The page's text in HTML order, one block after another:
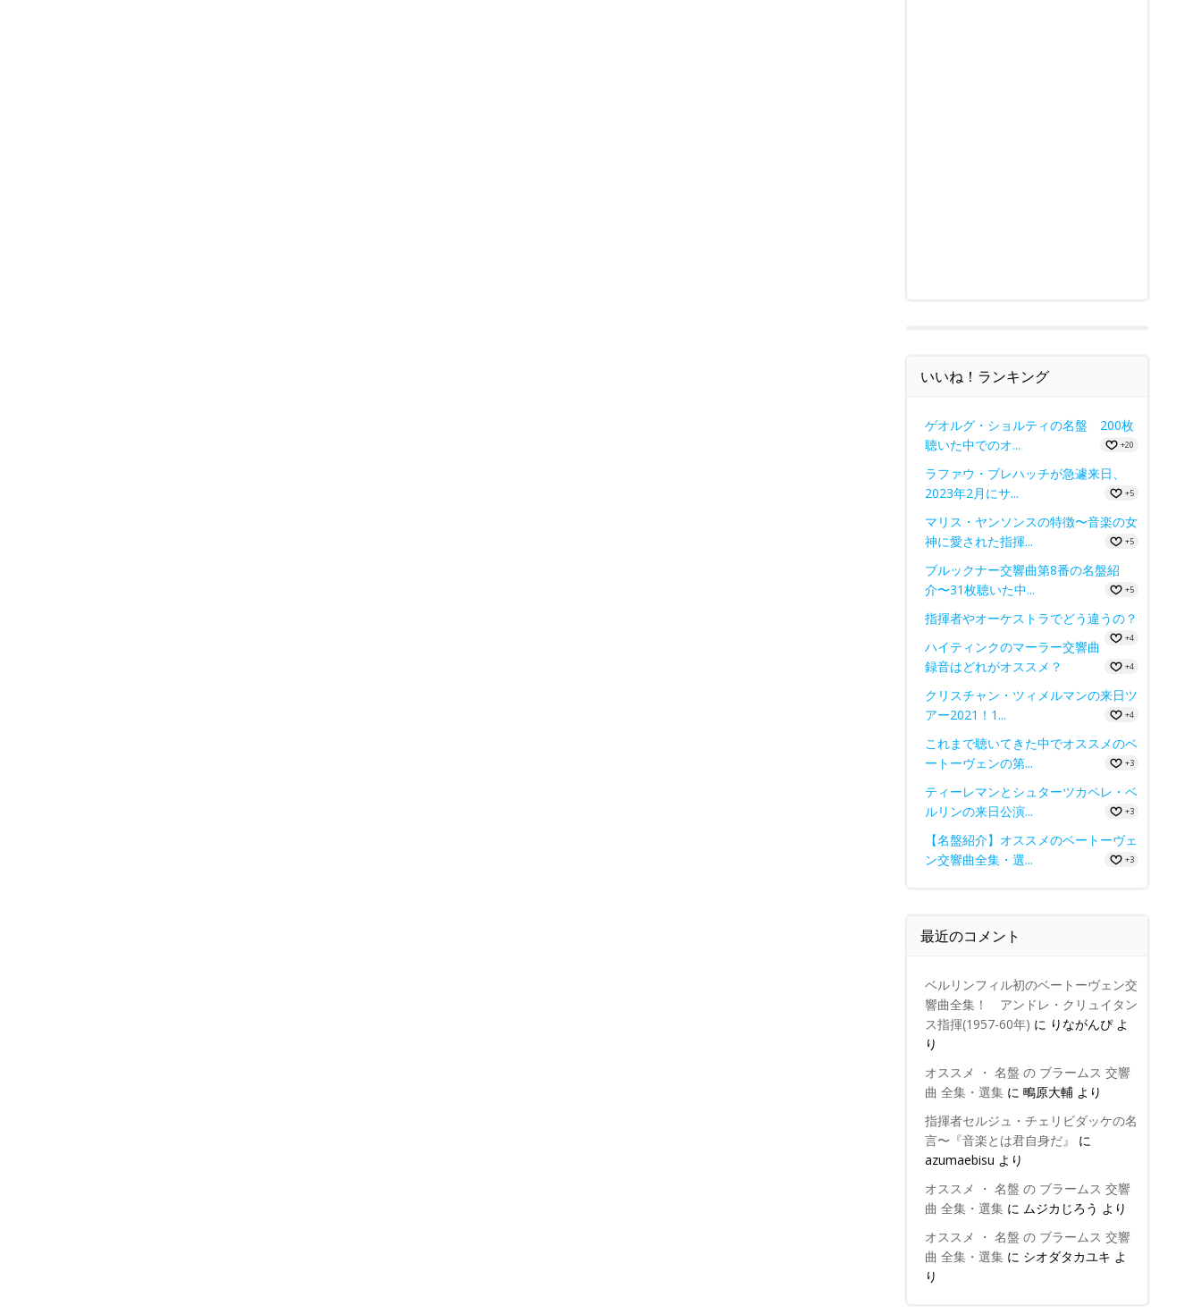
いいね！ランキング
ゲオルグ・ショルティの名盤 200枚
聴いた中でのオ...
+20
ラファウ・ブレハッチが急遽来日、
2023年2月にサ...
+5
マリス・ヤンソンスの特徴〜音楽の女
神に愛された指揮...
+5
ブルックナー交響曲第8番の名盤紹
介〜31枚聴いた中...
+5
指揮者やオーケストラでどう違うの？
+4
ハイティンクのマーラー交響曲
録音はどれがオススメ？
+4
クリスチャン・ツィメルマンの来日ツ
アー2021！1...
+4
これまで聴いてきた中でオススメのベ
ートーヴェンの第...
+3
ティーレマンとシュターツカペレ・ベ
ルリンの来日公演...
+3
【名盤紹介】オススメのベートーヴェ
ン交響曲全集・選...
+3
最近のコメント
ベルリンフィル初のベートーヴェン交
響曲全集！ アンドレ・クリュイタン
ス指揮(1957-60年) に りながんぴよ
り
オススメ ・ 名盤 の ブラームス 交響
曲 全集・選集に 鴫原大輔より
指揮者セルジュ・チェリビダッケの名
言〜『音楽とは君自身だ』
に
azumaebisu より
オススメ ・ 名盤 の ブラームス 交響
曲 全集・選集に ムジカじろう より
オススメ ・ 名盤 の ブラームス 交響
曲 全集・選集に シオダタカユキ よ
り